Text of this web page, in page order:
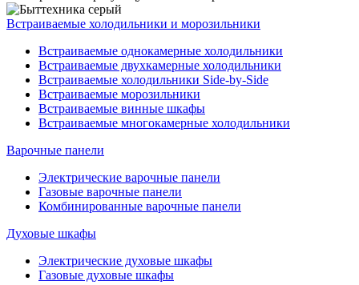
Встраиваемые холодильники и морозильники
Встраиваемые однокамерные холодильники
Встраиваемые двухкамерные холодильники
Встраиваемые холодильники Side-by-Side
Встраиваемые морозильники
Встраиваемые винные шкафы
Встраиваемые многокамерные холодильники
Варочные панели
Электрические варочные панели
Газовые варочные панели
Комбинированные варочные панели
Духовые шкафы
Электрические духовые шкафы
Газовые духовые шкафы